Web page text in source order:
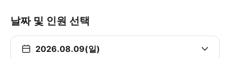
날짜 및 인원 선택
2026.08.09(일)